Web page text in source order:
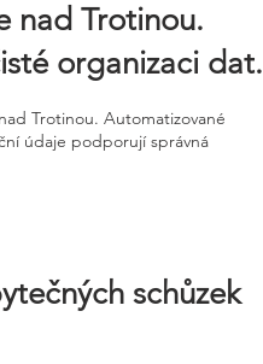
nad Trotinou.
organizaci dat.
Trotinou. Automatizované
údaje podporují správná
schůzek